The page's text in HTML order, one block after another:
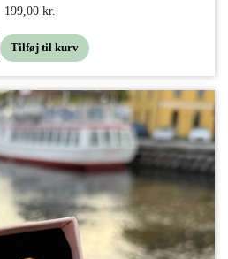
199,00 kr.
Tilføj til kurv